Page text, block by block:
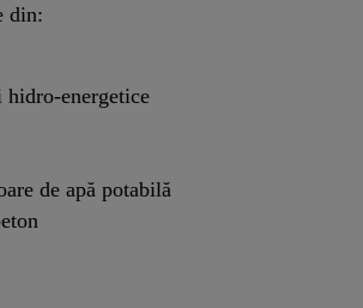
din:
hidro-energetice
de apă potabilă